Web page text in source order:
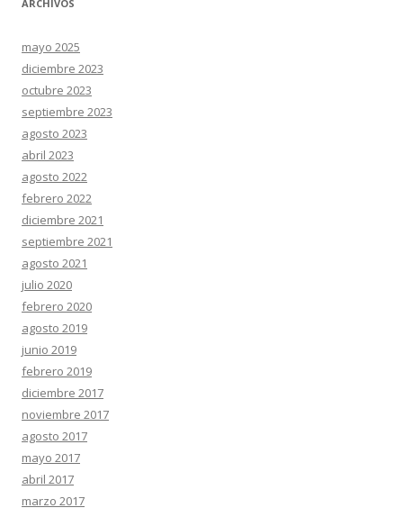
ARCHIVOS
mayo 2025
diciembre 2023
octubre 2023
septiembre 2023
agosto 2023
abril 2023
agosto 2022
febrero 2022
diciembre 2021
septiembre 2021
agosto 2021
julio 2020
febrero 2020
agosto 2019
junio 2019
febrero 2019
diciembre 2017
noviembre 2017
agosto 2017
mayo 2017
abril 2017
marzo 2017